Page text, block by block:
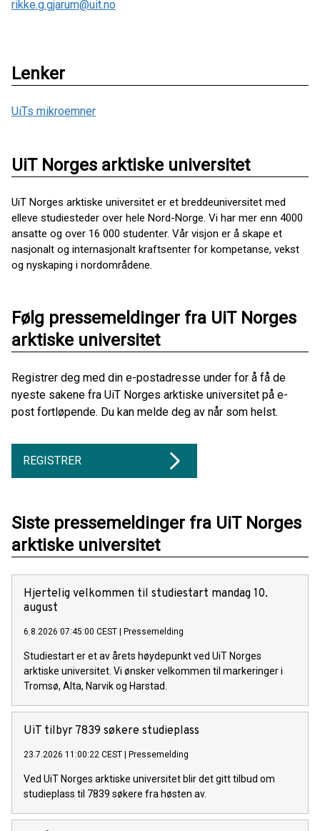
rikke.g.gjarum@uit.no
Lenker
UiTs mikroemner
UiT Norges arktiske universitet
UiT Norges arktiske universitet er et breddeuniversitet med
elleve studiesteder over hele Nord-Norge. Vi har mer enn 4000
ansatte og over 16 000 studenter. Vår visjon er å skape et
nasjonalt og internasjonalt kraftsenter for kompetanse, vekst
og nyskaping i nordområdene.
Følg pressemeldinger fra UiT Norges
arktiske universitet
Registrer deg med din e-postadresse under for å få de
nyeste sakene fra UiT Norges arktiske universitet på e-
post fortløpende. Du kan melde deg av når som helst.
REGISTRER
Siste pressemeldinger fra UiT Norges
arktiske universitet
Hjertelig velkommen til studiestart mandag 10.
august
6.8.2026 07:45:00 CEST Pressemelding
Studiestart er et av årets høydepunkt ved UiT Norges
arktiske universitet. Vi ønsker velkommen til markeringer i
Tromsø, Alta, Narvik og Harstad.
UiT tilbyr 7839 søkere studieplass
23.7.2026 11:00:22 CEST Pressemelding
Ved UiT Norges arktiske universitet blir det gitt tilbud om
studieplass til 7839 søkere fra høsten av.